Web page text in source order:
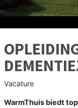
Vacature
WarmThuis biedt